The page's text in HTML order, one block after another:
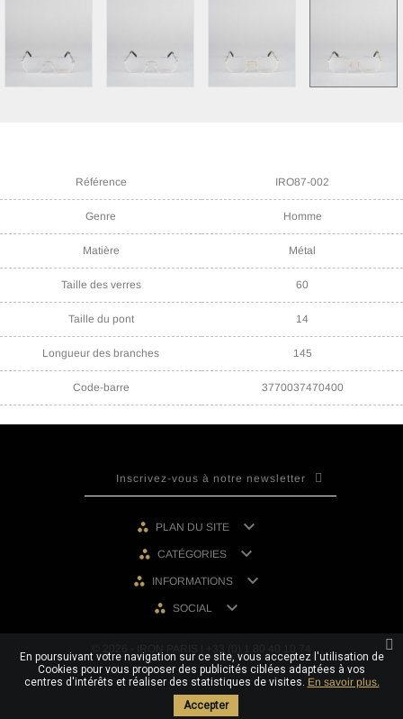
Référence IRO87-002
Genre Homme
Matière Métal
Taille des verres 60
Taille du pont 14
Longueur des branches 145
Code-barre 3770037470400
PLAN DU SITE 
CATÉGORIES 
INFORMATIONS 
SOCIAL 
En poursuivant votre navigation sur ce site, vous acceptez l'utilisation de
Cookies pour vous proposer des publicités ciblées adaptées à vos
centres d'intérêts et réaliser des statistiques de visites. En savoir plus.
Accepter